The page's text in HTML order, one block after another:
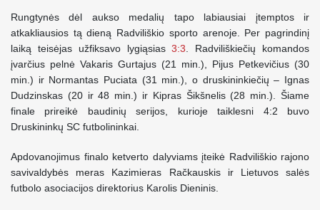
Rungtynės dėl aukso medalių tapo labiausiai įtemptos ir
atkakliausios tą dieną Radviliškio sporto arenoje. Per pagrindinį
laiką teisėjas užfiksavo lygiąsias3:3 . Radviliškiečių komandos
įvarčius pelnė Vakaris Gurtajus (21 min.), Pijus Petkevičius (30
min.) ir Normantas Puciata (31 min.), o druskininkiečių – Ignas
Dudzinskas (20 ir 48 min.) ir Kipras Šikšnelis (28 min.). Šiame
finale prireikė baudinių serijos, kurioje taiklesni 4:2 buvo
Druskininkų SC futbolininkai.
Apdovanojimus finalo ketverto dalyviams įteikė Radviliškio rajono
savivaldybės meras Kazimieras Račkauskis ir Lietuvos salės
futbolo asociacijos direktorius Karolis Dieninis.